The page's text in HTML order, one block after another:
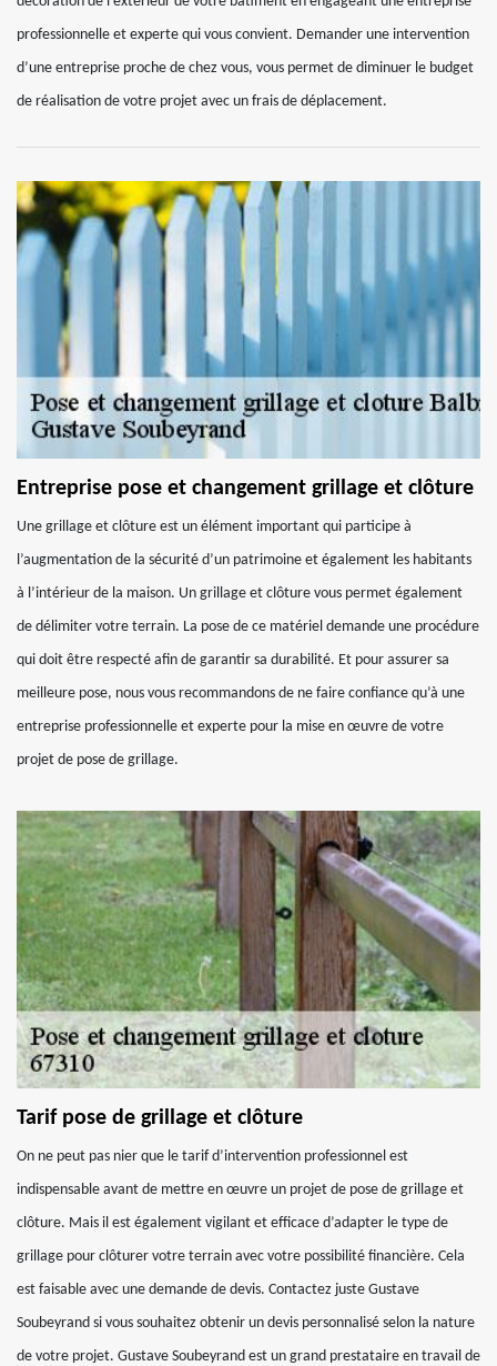
professionnelle et experte qui vous convient. Demander une intervention
d’une entreprise proche de chez vous, vous permet de diminuer le budget
de réalisation de votre projet avec un frais de déplacement.
Entreprise pose et changement grillage et clôture
Une grillage et clôture est un élément important qui participe à
l’augmentation de la sécurité d’un patrimoine et également les habitants
à l’intérieur de la maison. Un grillage et clôture vous permet également
de délimiter votre terrain. La pose de ce matériel demande une procédure
qui doit être respecté afin de garantir sa durabilité. Et pour assurer sa
meilleure pose, nous vous recommandons de ne faire confiance qu’à une
entreprise professionnelle et experte pour la mise en œuvre de votre
projet de pose de grillage.
Tarif pose de grillage et clôture
On ne peut pas nier que le tarif d’intervention professionnel est
indispensable avant de mettre en œuvre un projet de pose de grillage et
clôture. Mais il est également vigilant et efficace d’adapter le type de
grillage pour clôturer votre terrain avec votre possibilité financière. Cela
est faisable avec une demande de devis. Contactez juste Gustave
Soubeyrand si vous souhaitez obtenir un devis personnalisé selon la nature
de votre projet. Gustave Soubeyrand est un grand prestataire en travail de